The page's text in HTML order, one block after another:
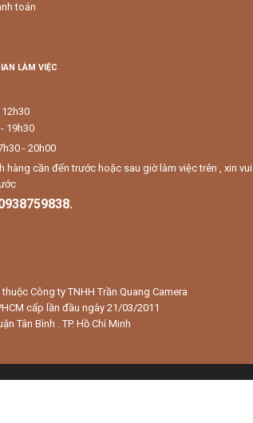
toán
LÀM VIỆC
19h30
- 20h00
hàng cần đến trước hoặc sau giờ làm việc trên , xin vui
Công ty TNHH Trần Quang Camera
cấp lần đầu ngày 21/03/2011
Tân Bình . TP. Hồ Chí Minh